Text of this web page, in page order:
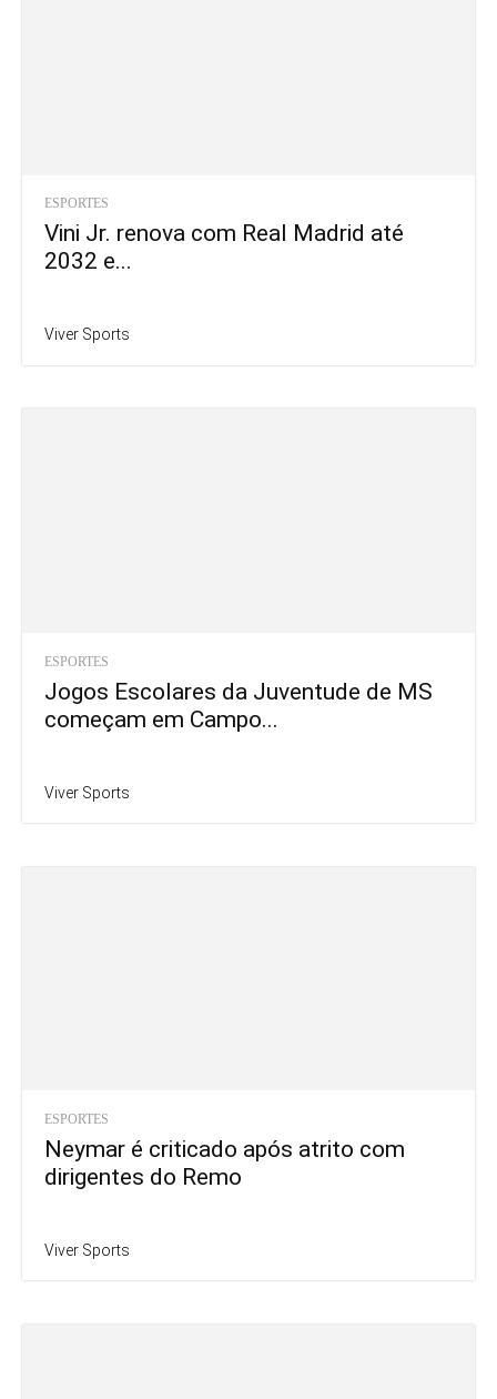
ESPORTES
Vini Jr. renova com Real Madrid até
2032 e...
Viver Sports
ESPORTES
Jogos Escolares da Juventude de MS
começam em Campo...
Viver Sports
ESPORTES
Neymar é criticado após atrito com
dirigentes do Remo
Viver Sports